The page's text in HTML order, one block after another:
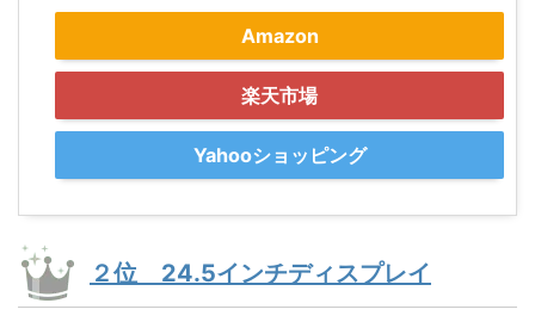
Amazon
楽天市場
Yahooショッピング
２位 24.5インチディスプレイ